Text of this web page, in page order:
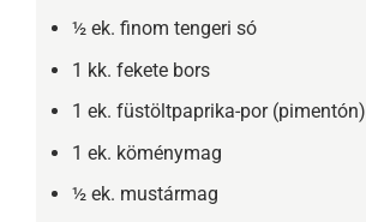
½ ek. finom tengeri só
1 kk. fekete bors
1 ek. füstöltpaprika-por (pimentón)
1 ek. köménymag
½ ek. mustármag